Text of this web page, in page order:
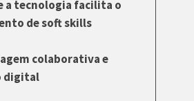
a tecnologia facilita o
de soft skills
colaborativa e
digital